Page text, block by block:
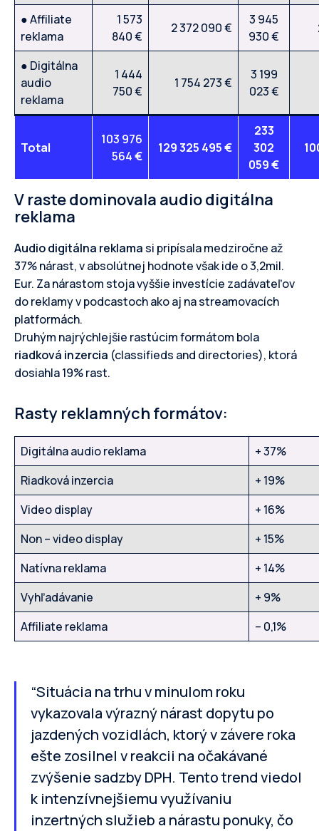
● Affiliate
reklama
1 573
840 €
2 372 090 €
3 945
930 €
● Digitálna
audio
reklama
1 444
750 €
1 754 273 €
3 199
023 €
Total
103 976
564€
129 325 495 €
233
302
059 €
V raste dominovala audio digitálna
reklama
Audio digitálna reklamasi pripísala medziročne až
37% nárast, v absolútnej hodnote však ide o 3,2mil.
Eur. Za nárastom stoja vyššie investície zadávateľov
do reklamy v podcastoch ako aj na streamovacích
platformách.
Druhým najrýchlejšie rastúcim formátom bola
riadková inzercia (classifieds and directories), ktorá
dosiahla 19% rast.
Rasty reklamných formátov:
Digitálna audio reklama
+ 37%
Riadková inzercia
+ 19%
Video display
+ 16%
Non – video display
+ 15%
Natívna reklama
+ 14%
Vyhľadávanie
+ 9%
Affiliate reklama
– 0,1%
“Situácia na trhu v minulom roku
vykazovala výrazný nárast dopytu po
jazdených vozidlách, ktorý v závere roka
ešte zosilnel v reakcii na očakávané
zvýšenie sadzby DPH. Tento trend viedol
k intenzívnejšiemu využívaniu
inzertných služieb a nárastu ponuky, čo